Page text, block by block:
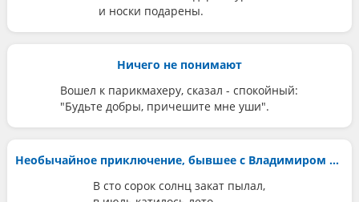
и носки подарены.
Ничего не понимают
Вошел к парикмахеру, сказал - спокойный:
"Будьте добры, причешите мне уши".
Необычайное приключение, бывшее с Владимиром Маяковским летом на даче
В сто сорок солнц закат пылал,